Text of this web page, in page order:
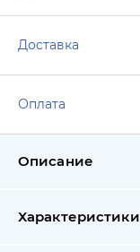
Доставка
Оплата
Описание
Характеристики